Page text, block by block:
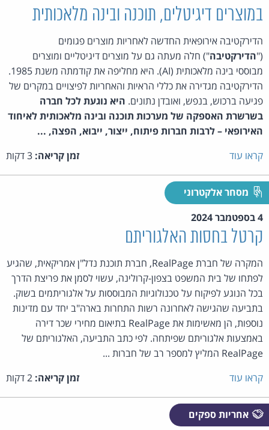
במוצרים דיגיטלים, תוכנה ובינה מלאכותית
הדירקטיבה אירופאית החדשה לאחריות מוצרים פגומים
("הדירקטיבה") חלה מעתה גם על מוצרים דיגיטליים ומוצרים
מבוססי בינה מלאכותית (AI). היא מחליפה את קודמתה משנת 1985.
הדירקטיבה מגדירה את כללי הראיות והאחריות לפיצויים במקרים של
פגיעה ברכוש, בנפש, ואובדן נתונים. היא נוגעת לכל חברה
בשרשרת האספקה של מערכות תוכנה ובינה מלאכותית לאיחוד
האירופאי – לרבות חברות פיתוח, ייצור, ייבוא, הפצה, ...
קראו עוד
זמן קריאה:
מסחר אלקטרוני
4 בספטמבר 2024
קרטל בחסות האלגוריתם
המקרה של חברת RealPage, חברת תוכנת נדל"ן אמריקאית, שהגיע
לפתחו של בית המשפט בצפון-קרולינה, עשוי לסמן את פריצת הדרך
בכל הנוגע לפיקוח על טכנולוגיות המבוססות על אלגוריתמים בשוק.
בתביעה שהגישה לאחרונה רשות התחרות בארה"ב יחד עם מדינות
נוספות, הן מאשימות את RealPage בתיאום מחירי שכר דירה
באמצעות אלגוריתם שפיתחה. לפי כתב התביעה, האלגוריתם של
RealPage המליץ למספר רב של חברות ...
קראו עוד
זמן קריאה:
אחריות ספקים